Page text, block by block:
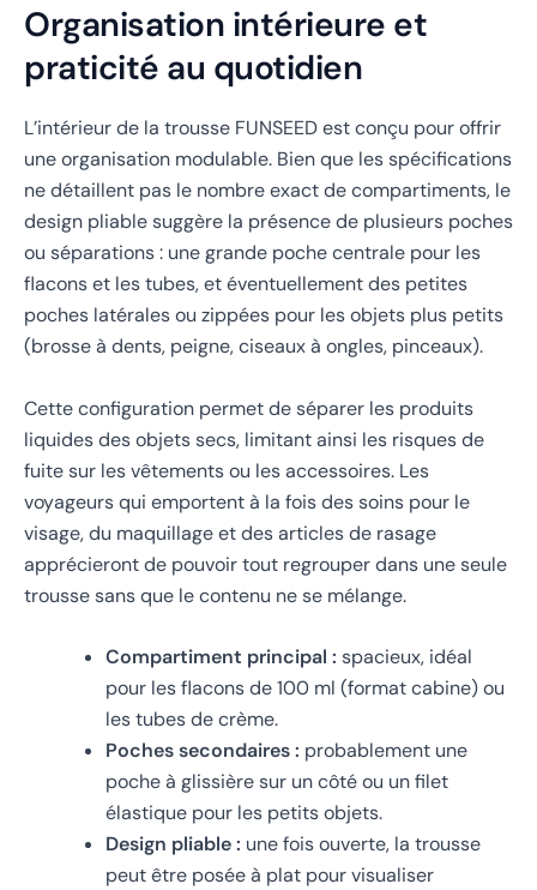
Organisation intérieure et
praticité au quotidien
L’intérieur de la trousse FUNSEED est conçu pour offrir
une organisation modulable. Bien que les spécifications
ne détaillent pas le nombre exact de compartiments, le
design pliable suggère la présence de plusieurs poches
ou séparations : une grande poche centrale pour les
flacons et les tubes, et éventuellement des petites
poches latérales ou zippées pour les objets plus petits
(brosse à dents, peigne, ciseaux à ongles, pinceaux).
Cette configuration permet de séparer les produits
liquides des objets secs, limitant ainsi les risques de
fuite sur les vêtements ou les accessoires. Les
voyageurs qui emportent à la fois des soins pour le
visage, du maquillage et des articles de rasage
apprécieront de pouvoir tout regrouper dans une seule
trousse sans que le contenu ne se mélange.
Compartiment principal : spacieux, idéal
pour les flacons de 100 ml (format cabine) ou
les tubes de crème.
Poches secondaires : probablement une
poche à glissière sur un côté ou un filet
élastique pour les petits objets.
Design pliable : une fois ouverte, la trousse
peut être posée à plat pour visualiser